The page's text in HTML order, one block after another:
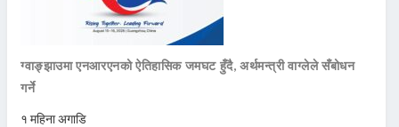
ग्वाङ्झाउमा एनआरएनको ऐतिहासिक जमघट हुँदै, अर्थमन्त्री वाग्लेले सँबोधन
गर्ने
१ महिना अगाडि